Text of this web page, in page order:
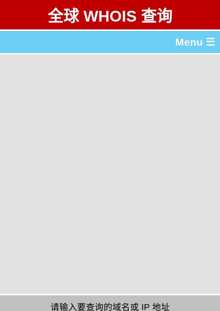
全球 WHOIS 查询
Menu ☰
请输入要查询的域名或 IP 地址